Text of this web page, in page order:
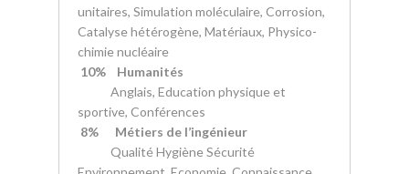
unitaires, Simulation moléculaire, Corrosion,
Catalyse hétérogène, Matériaux, Physico-
chimie nucléaire
10% Humanités
Anglais, Education physique et
sportive, Conférences
8% Métiers de l’ingénieur
Qualité Hygiène Sécurité